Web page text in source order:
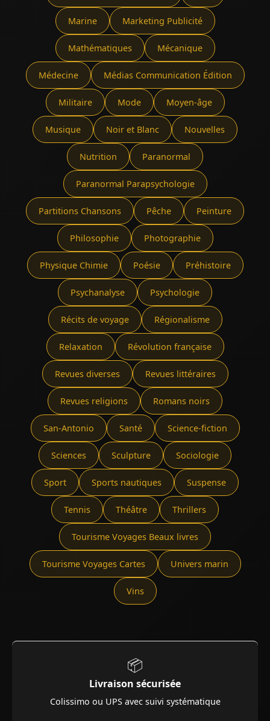
Marine Marketing Publicité
Mathématiques Mécanique
Médecine Médias Communication Édition
Militaire Mode Moyen-âge
Musique Noir et Blanc Nouvelles
Nutrition Paranormal
Paranormal Parapsychologie
Partitions Chansons Pêche Peinture
Philosophie Photographie
Physique Chimie Poésie Préhistoire
Psychanalyse Psychologie
Récits de voyage Régionalisme
Relaxation Révolution française
Revues diverses Revues littéraires
Revues religions Romans noirs
San-Antonio Santé Science-fiction
Sciences Sculpture Sociologie
Sport Sports nautiques Suspense
Tennis Théâtre Thrillers
Tourisme Voyages Beaux livres
Tourisme Voyages Cartes Univers marin
Vins
📦
Livraison sécurisée
Colissimo ou UPS avec suivi systématique